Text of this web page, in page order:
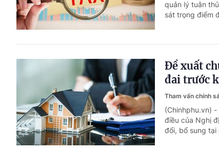
quản lý tuân
sát trọng điểm
Đề xuất
đai trước
Tham vấn chính
(Chinhphu.vn)
điều của Nghị
đổi, bổ sung tại